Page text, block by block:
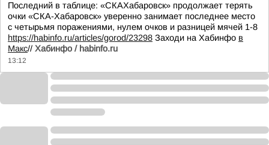
Последний в таблице: «СКАХабаровск» продолжает терять
очки «СКА-Хабаровск» уверенно занимает последнее место
с четырьмя поражениями, нулем очков и разницей мячей 1-8
https://habinfo.ru/articles/gorod/23298 Заходи на Хабинфо в
Макс// Хабинфо / habinfo.ru
13:12